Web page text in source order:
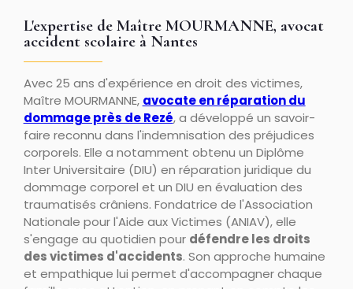
L'expertise de Maître MOURMANNE, avocat
accident scolaire à Nantes
Avec 25 ans d'expérience en droit des victimes,
Maître MOURMANNE, avocate en réparation du
dommage près de Rezé, a développé un savoir-
faire reconnu dans l'indemnisation des préjudices
corporels. Elle a notamment obtenu un Diplôme
Inter Universitaire (DIU) en réparation juridique du
dommage corporel et un DIU en évaluation des
traumatisés crâniens. Fondatrice de l'Association
Nationale pour l'Aide aux Victimes (ANIAV), elle
s'engage au quotidien pour défendre les droits
des victimes d'accidents. Son approche humaine
et empathique lui permet d'accompagner chaque